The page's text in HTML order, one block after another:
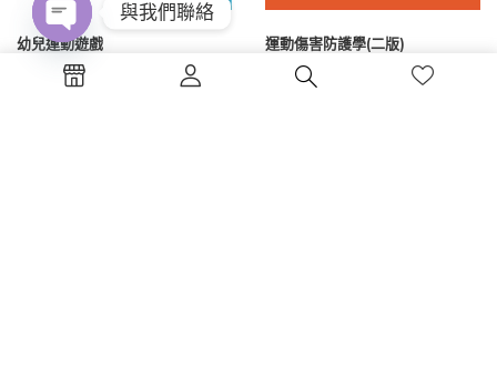
幼兒運動遊戲
300
運動傷害防護學(二版)
NT$450
與我們聯絡
Open
chaty